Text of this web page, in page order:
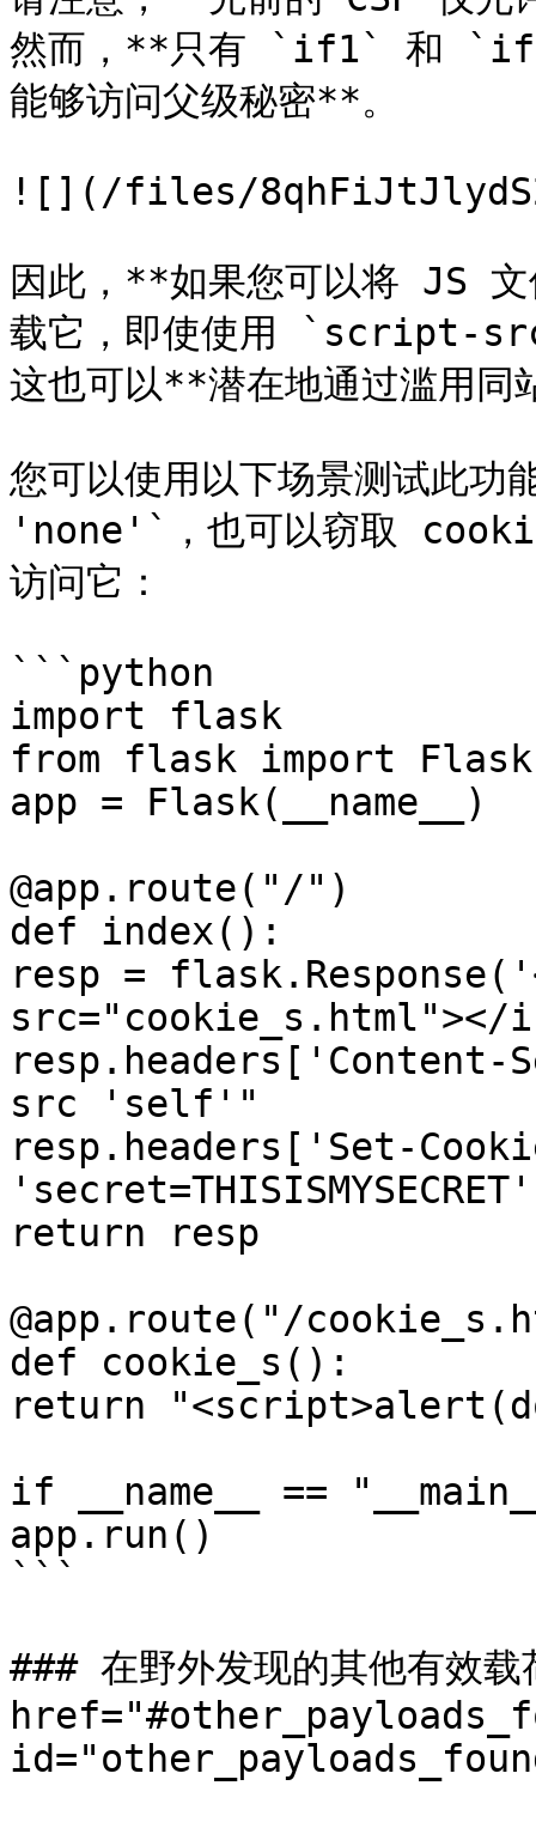
然而，**只有 `if1` 和
能够访问父级秘密**。
![](/files/
因此，**如果您可以将 JS
载它，即使使用 `script-
这也可以**潜在地通过滥用
您可以使用以下场景测试此
'none'`，也可以窃取 cookie
访问它：
```python
import flask
from flask import Flask
app = Flask(__name__)
@app.route("/")
def index():
resp =
src="cookie_s.html"></
src 'self'"
resp.headers['Set-
'secret=THISISMYSECRET'
return resp
@app.route("/
def cookie_s():
return
if __name__ ==
app.run()
```
### 在野外发现的其他有效